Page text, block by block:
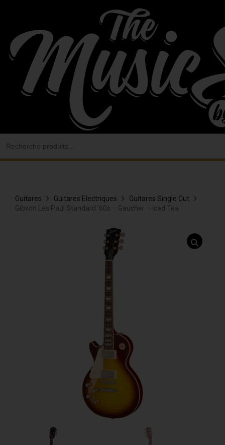
contenu
Guitares Guitares Electriques
Guitares Single Cut
Gibson Les Paul Standard ’60s – Gaucher – Iced Tea